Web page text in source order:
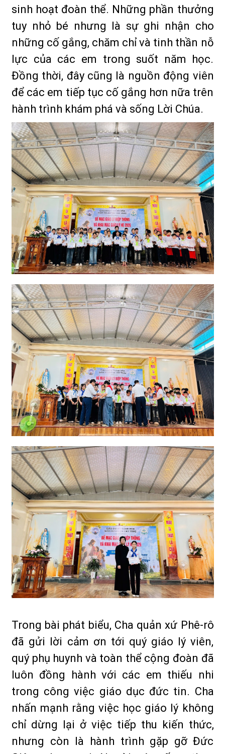
sinh hoạt đoàn thể. Những phần thưởng
tuy nhỏ bé nhưng là sự ghi nhận cho
những cố gắng, chăm chỉ và tinh thần nỗ
lực của các em trong suốt năm học.
Đồng thời, đây cũng là nguồn động viên
để các em tiếp tục cố gắng hơn nữa trên
hành trình khám phá và sống Lời Chúa.
Trong bài phát biểu, Cha quản xứ Phê-rô
đã gửi lời cảm ơn tới quý giáo lý viên,
quý phụ huynh và toàn thể cộng đoàn đã
luôn đồng hành với các em thiếu nhi
trong công việc giáo dục đức tin. Cha
nhấn mạnh rằng việc học giáo lý không
chỉ dừng lại ở việc tiếp thu kiến thức,
nhưng còn là hành trình gặp gỡ Đức